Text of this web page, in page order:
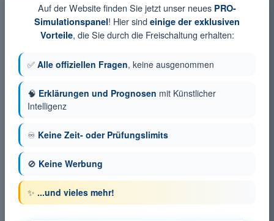
Auf der Website finden Sie jetzt unser neues PRO-
Simulationspanel! Hier sind einige der exklusiven
Vorteile, die Sie durch die Freischaltung erhalten:
✅ Alle offiziellen Fragen, keine ausgenommen
🧠 Erklärungen und Prognosen mit Künstlicher
Intelligenz
♾️ Keine Zeit- oder Prüfungslimits
🚫 Keine Werbung
✨ ...und vieles mehr!